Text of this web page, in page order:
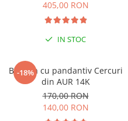
405,00 RON
IN STOC
-18%
Bratara cu pandantiv Cercuri
din AUR 14K
170,00 RON
140,00 RON